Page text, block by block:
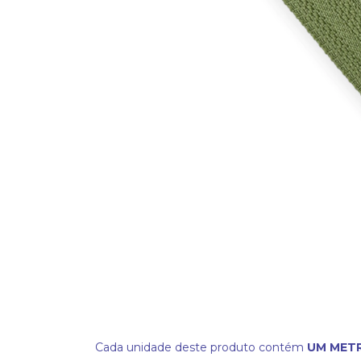
Cada unidade deste produto contém UM